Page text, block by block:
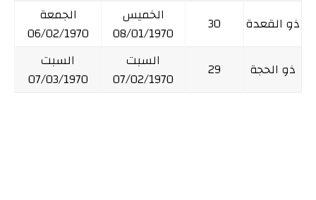
ذو القعدة
30
الخميس
08/01/1970
الجمعة
06/02/1970
ذو الحجة
29
السبت
07/02/1970
السبت
07/03/1970